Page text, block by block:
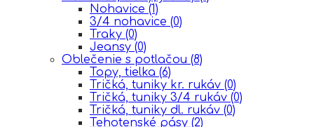
Nohavice (1)
3/4 nohavice (0)
Traky (0)
Jeansy (0)
Oblečenie s potlačou (8)
Topy, tielka (6)
Tričká, tuniky kr. rukáv (0)
Tričká, tuniky 3/4 rukáv (0)
Tričká, tuniky dl. rukáv (0)
Tehotenské pásy (2)